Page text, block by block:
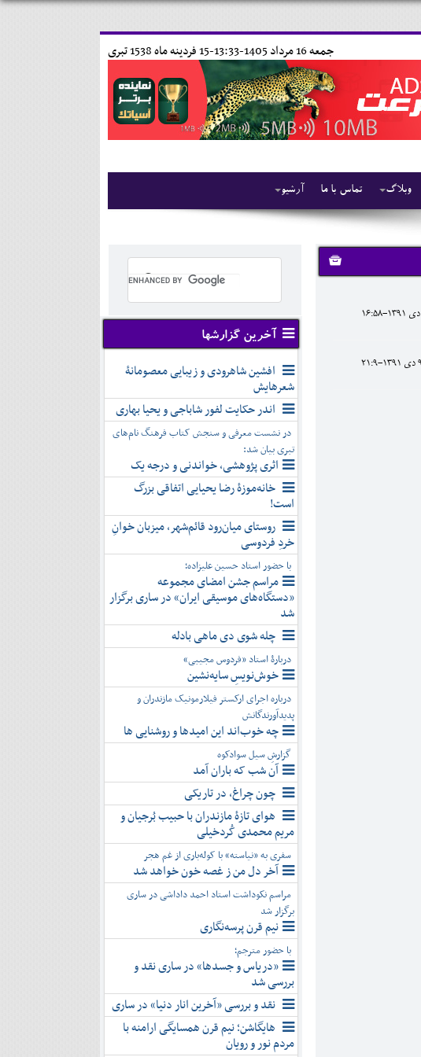
15 فردينه ماه 1538 تبری جمعه 16 مرداد 1405-13:33-
آرشیو تماس با ما وبلاگ
آخرین گزارشها
افشین شاهرودی و زیبایی معصومانۀ
شعرهایش
اندر حکایت لفور شاباجی و یحیا بهاری
در نشست معرفی و سنجش کتاب فرهنگ نام‌های
تبری بیان شد:
اثری پژوهشی، خواندنی و درجه یک
خانه‌موزۀ رضا یحیایی اتفاقی بزرگ
است!
روستای میان‌رود قائم‌شهر، میزبان خوانِ
خردِ فردوسی
با حضور استاد حسین علیزاده؛
مراسم جشن امضای مجموعه
«دستگاه‌های موسیقی ایران» در ساری برگزار
شد
چله شوی دی ماهی بادله
دربارۀ استاد «فردوس مجیبی»
خوش‌نویسِ سایه‌نشین
درباره اجرای ارکستر فیلارمونیک مازندران و
پدیدآورندگانش
چه خوب‌اند این امیدها و روشنایی ها
گزارشِ سیل سوادکوه
آن شب که باران آمد
چون چراغ، در تاریکی
هوای تازۀ مازندران با حبیب بُرجیان و
مریم محمدی کُردخیلی
سفری به «نیاسته» با کوله‌باری از غم هجر
آخر دل من ز غصه خون خواهد شد
مراسم نکوداشت استاد احمد داداشی در ساری
برگزار شد
نیم قرن پرسه‌نگاری
با حضور مترجم؛
«دریاس و جسدها» در ساری نقد و
بررسی شد
نقد و بررسی «آخرین انار دنیا» در ساری
هایگاشن؛ نیم قرن همسایگی ارامنه با
مردم نور و رویان